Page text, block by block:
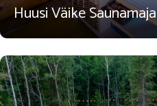
Huusi Väike Saunamaja